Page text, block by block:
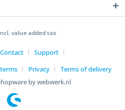
value added tax
Contact
Support
Privacy
Terms of delivery
by webwerk.nl